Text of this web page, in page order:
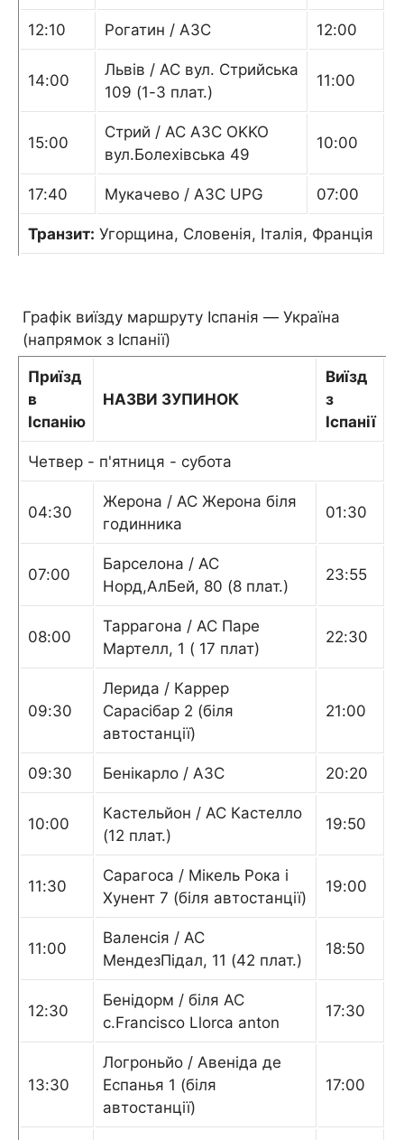
12:10 Рогатин / АЗС 12:00
14:00
Львів / АС вул. Стрийська
109 (1-3 плат.)
11:00
15:00
Стрий / АС АЗС OKKO
вул.Болехівська 49
10:00
17:40 Мукачево / АЗС UPG 07:00
Транзит: Угорщина, Словенія, Італія, Франція
Графік виїзду маршруту Іспанія — Україна
(напрямок з Іспанії)
Приїзд
в
Іспанію
НАЗВИ ЗУПИНОК
Виїзд
з
Іспанії
Четвер - п'ятниця - субота
04:30
Жерона / АС Жерона біля
годинника
01:30
07:00
Барселона / АС
Норд,АлБей, 80 (8 плат.)
23:55
08:00
Таррагона / АС Паре
Мартелл, 1 ( 17 плат)
22:30
09:30
Лерида / Каррер
Сарасібар 2 (біля
автостанції)
21:00
09:30 Бенікарло / АЗС 20:20
10:00
Кастельйон / АС Кастелло
(12 плат.)
19:50
11:30
Сарагоса / Мікель Рока і
Хунент 7 (біля автостанції)
19:00
11:00
Валенсія / АС
МендезПідал, 11 (42 плат.)
18:50
12:30
Бенідорм / біля АС
с.Francisco Llorca anton
17:30
13:30
Логроньйо / Авеніда де
Еспанья 1 (біля
автостанції)
17:00